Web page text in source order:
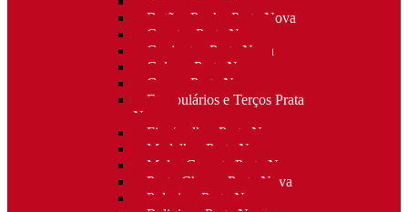
Botões Punho Prata Nova
Canetas Prata Nova
Conjuntos Prata Nova
Colares Prata Nova
Cruzes Prata Nova
Escapulários e Terços Prata
Nova
Fios/malhas Prata Nova
Medalhas Prata Nova
Molas Gravata Prata Nova
Porta-Chaves Prata Nova
Pulseiras Prata Nova